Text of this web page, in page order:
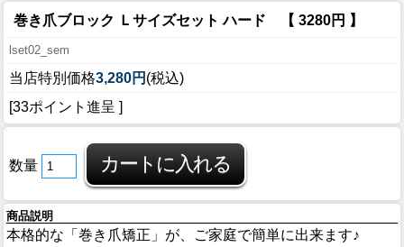
巻き爪ブロック Ｌサイズセット ハード 【 3280円 】
lset02_sem
当店特別価格3,280円 (税込)
[33ポイント進呈 ]
数量
商品説明
本格的な「巻き爪矯正」が、ご家庭で簡単に出来ます♪